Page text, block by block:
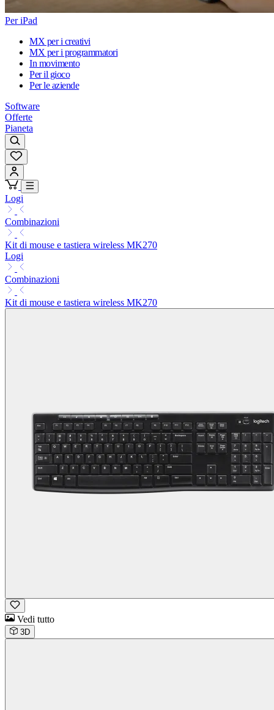
Per iPad
MX per i creativi
MX per i programmatori
In movimento
Per il gioco
Per le aziende
Software
Offerte
Pianeta
Logi
Combinazioni
Kit di mouse e tastiera wireless MK270
Logi
Combinazioni
Kit di mouse e tastiera wireless MK270
Vedi tutto
3D